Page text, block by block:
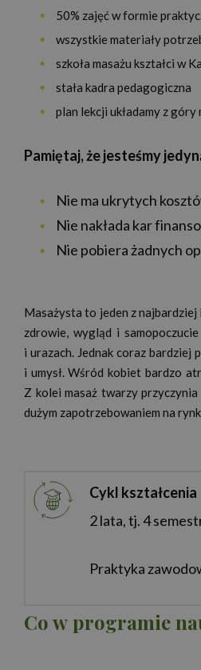
50% zajęć w formie
wszystkie materiały
szkoła masażu kształci w
stała kadra pedagogiczna
plan lekcji układamy z góry
Pamiętaj, że jesteśmy
Nie ma ukrytych
Nie nakłada kar
Nie pobiera żadnych
Masażysta to jeden z
zdrowie, wygląd i
i urazach. Jednak coraz bardziej
i umysł. Wśród kobiet bardzo
Z kolei masaż twarzy
dużym zapotrzebowaniem na
Cykl kształcenia
2 lata, tj. 4
Praktyka
Co w programie